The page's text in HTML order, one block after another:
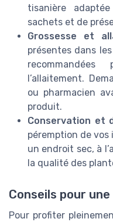
tisanière
sachets et de
Grossesse et
présentes dans
l’allaitement.
ou pharmacien
produit.
Conservation et
péremption de
un endroit sec, à
la qualité des
Conseils pour
Pour profiter